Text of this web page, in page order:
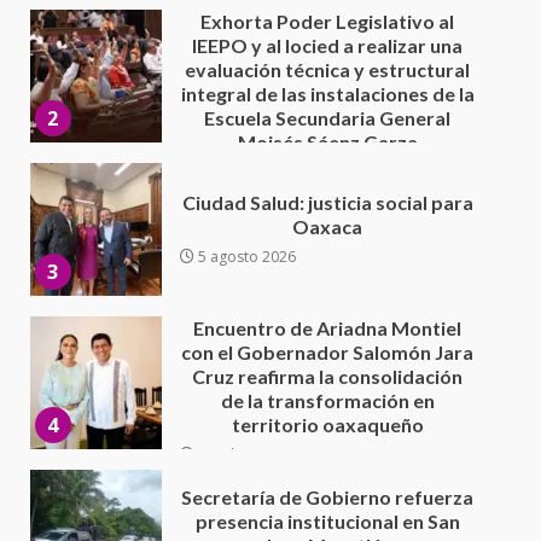
5 agosto 2026
3
Ciudad Salud: justicia social para
Oaxaca
5 agosto 2026
4
con el Gobernador Salomón Jara
Cruz reafirma la consolidación
de la transformación en
5
Secretaría de Gobierno refuerza
presencia institucional en San
Juan Mazatlán
20 julio 2026
Sanciona Municipio de Oaxaca
de Juárez caso de maltrato